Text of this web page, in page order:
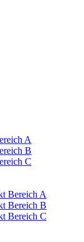
A
B
C
Bereich A
Bereich B
Bereich C